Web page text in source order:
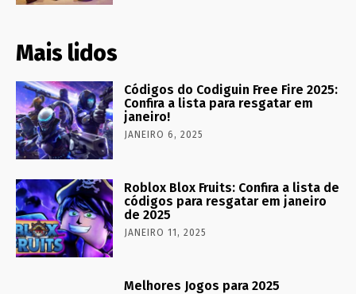
Mais lidos
Códigos do Codiguin Free Fire 2025:
Confira a lista para resgatar em
janeiro!
JANEIRO 6, 2025
Roblox Blox Fruits: Confira a lista de
códigos para resgatar em janeiro
de 2025
JANEIRO 11, 2025
Melhores Jogos para 2025